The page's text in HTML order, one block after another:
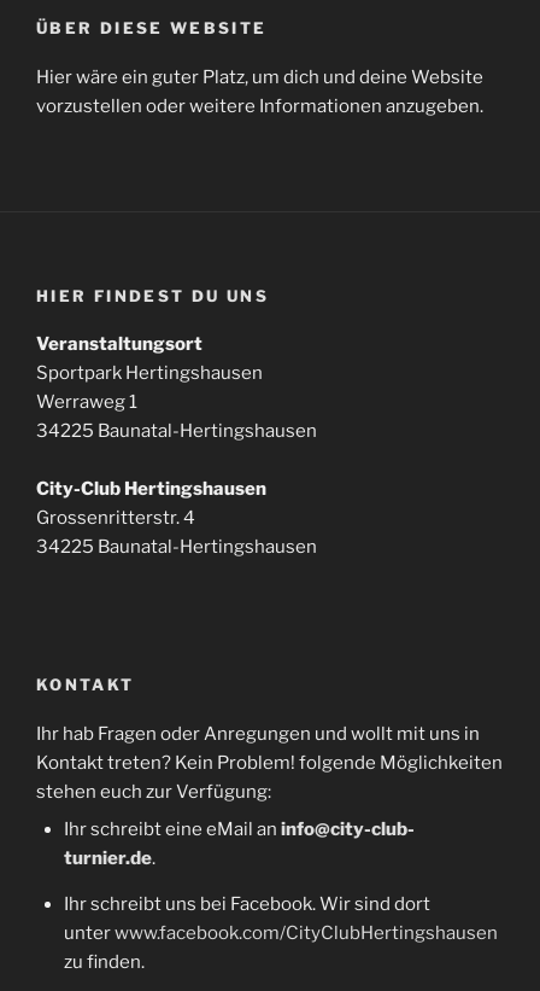
ÜBER DIESE WEBSITE
Hier wäre ein guter Platz, um dich und deine Website
vorzustellen oder weitere Informationen anzugeben.
HIER FINDEST DU UNS
Veranstaltungsort
Sportpark Hertingshausen
Werraweg 1
34225 Baunatal-Hertingshausen
City-Club Hertingshausen
Grossenritterstr. 4
34225 Baunatal-Hertingshausen
KONTAKT
Ihr hab Fragen oder Anregungen und wollt mit uns in
Kontakt treten? Kein Problem! folgende Möglichkeiten
stehen euch zur Verfügung:
Ihr schreibt eine eMail an info@city-club-
turnier.de.
Ihr schreibt uns bei Facebook. Wir sind dort
unterwww.facebook.com/CityClubHertingshausen
zu finden.